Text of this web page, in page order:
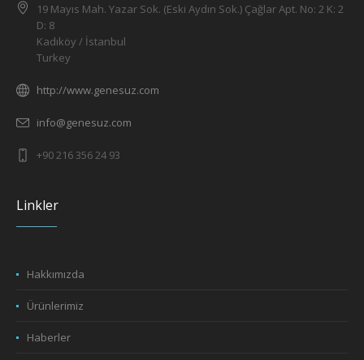
19 Mayıs Mah. Yazar Sok. (Eski Aydın Sok.) Çağlar Apt. No: 2 K: 2
D: 8
Kadıköy / İstanbul
Turkey
http://www.genesuz.com
info@genesuz.com
+90 216 356 24 93
Linkler
Hakkımızda
Ürünlerimiz
Haberler